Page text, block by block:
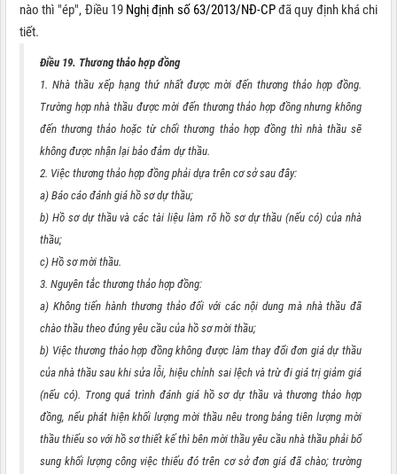
nào thì "ép", Điều 19 Nghị định số 63/2013/NĐ-CPđã quy định khá chi
tiết.
Điều 19. Thương thảo hợp đồng
1. Nhà thầu xếp hạng thứ nhất được mời đến thương thảo hợp đồng.
Trường hợp nhà thầu được mời đến thương thảo hợp đồng nhưng không
đến thương thảo hoặc từ chối thương thảo hợp đồng thì nhà thầu sẽ
không được nhận lại bảo đảm dự thầu.
2. Việc thương thảo hợp đồng phải dựa trên cơ sở sau đây:
a) Báo cáo đánh giá hồ sơ dự thầu;
b) Hồ sơ dự thầu và các tài liệu làm rõ hồ sơ dự thầu (nếu có) của nhà
thầu;
c) Hồ sơ mời thầu.
3. Nguyên tắc thương thảo hợp đồng:
a) Không tiến hành thương thảo đối với các nội dung mà nhà thầu đã
chào thầu theo đúng yêu cầu của hồ sơ mời thầu;
b) Việc thương thảo hợp đồng không được làm thay đổi đơn giá dự thầu
của nhà thầu sau khi sửa lỗi, hiệu chỉnh sai lệch và trừ đi giá trị giảm giá
(nếu có). Trong quá trình đánh giá hồ sơ dự thầu và thương thảo hợp
đồng, nếu phát hiện khối lượng mời thầu nêu trong bảng tiên lượng mời
thầu thiếu so với hồ sơ thiết kế thì bên mời thầu yêu cầu nhà thầu phải bổ
sung khối lượng công việc thiếu đó trên cơ sở đơn giá đã chào; trường